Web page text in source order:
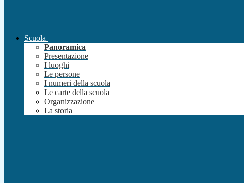
Scuola
Panoramica
Presentazione
I luoghi
Le persone
I numeri della scuola
Le carte della scuola
Organizzazione
La storia